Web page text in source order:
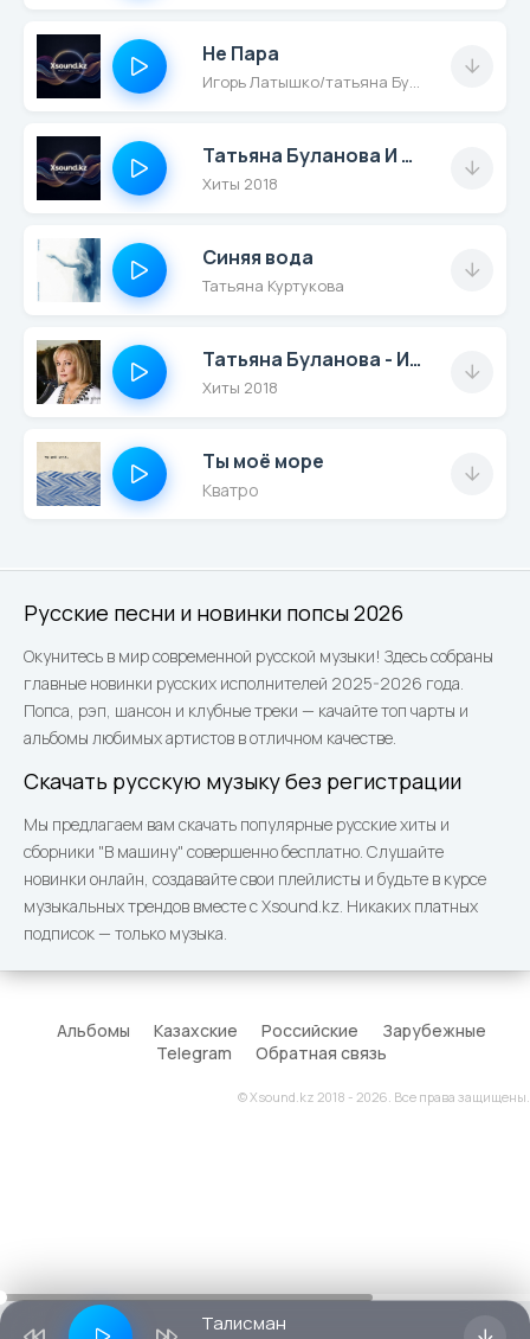
Русские песни и новинки попсы 2026
Окунитесь в мир современной русской музыки! Здесь собраны
главные новинки русских исполнителей 2025-2026 года.
Попса, рэп, шансон и клубные треки — качайте топ чарты и
альбомы любимых артистов в отличном качестве.
Скачать русскую музыку без регистрации
Мы предлагаем вам скачать популярные русские хиты и
сборники "В машину" совершенно бесплатно. Слушайте
новинки онлайн, создавайте свои плейлисты и будьте в курсе
музыкальных трендов вместе с Xsound.kz. Никаких платных
подписок — только музыка.
Не Пара
Игорь Латышко/татьяна Буланова
Татьяна Буланова И Алексей Черфас - С Любимыми Не Расставайтесь
Хиты 2018
Синяя вода
Татьяна Куртукова
Татьяна Буланова - Иди
Хиты 2018
Ты моё море
Кватро
Альбомы Казахские Российские
Зарубежные
Telegram
Обратная связь
© Xsound.kz 2018 - 2026. Все права защищены.
Талисман